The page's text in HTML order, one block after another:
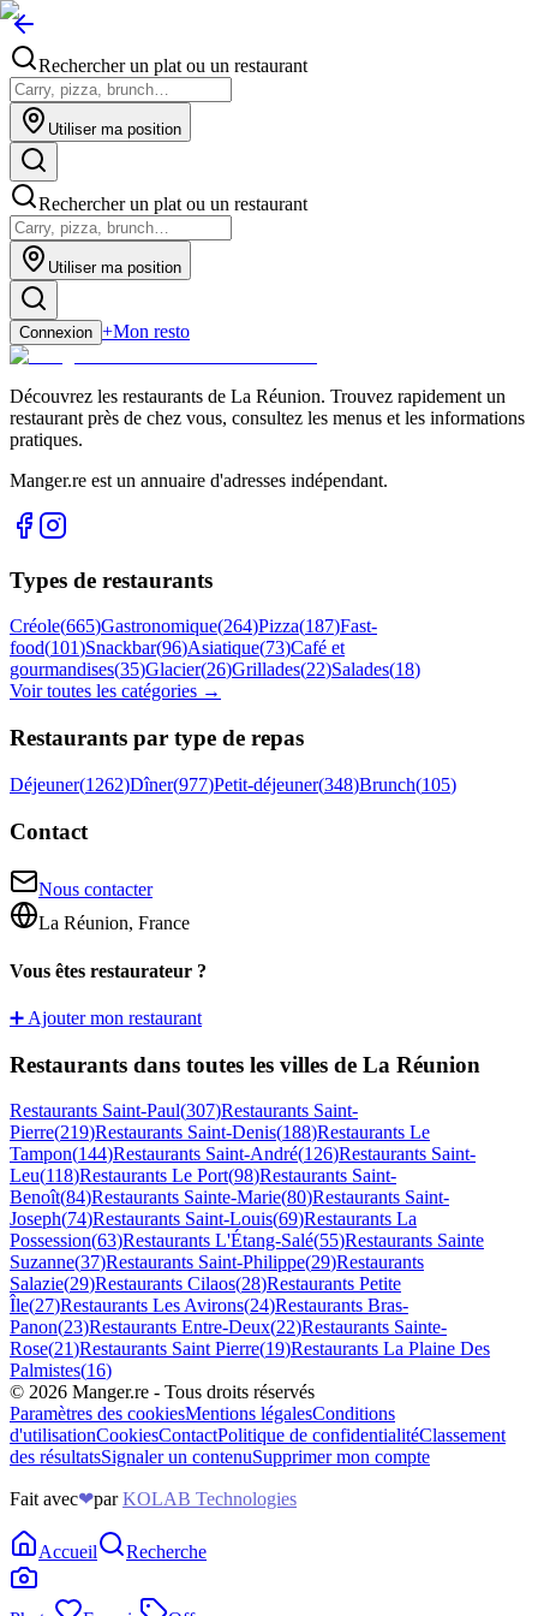
Rechercher un plat ou un restaurant
Utiliser ma position
Rechercher un plat ou un restaurant
Utiliser ma position
Connexion +Mon resto
Découvrez les restaurants de La Réunion. Trouvez rapidement un
restaurant près de chez vous, consultez les menus et les informations
pratiques.
Manger.re est un annuaire d'adresses indépendant.
Types de restaurants
Créole(665)Gastronomique(264)Pizza(187)Fast-
food(101)Snackbar(96)Asiatique(73)Café et
gourmandises(35)Glacier(26)Grillades(22)Salades(18)
Voir toutes les catégories →
Restaurants par type de repas
Déjeuner(1262)Dîner(977)Petit-déjeuner(348)Brunch(105)
Contact
Nous contacter
La Réunion, France
Vous êtes restaurateur ?
➕ Ajouter mon restaurant
Restaurants dans toutes les villes de La Réunion
Restaurants Saint-Paul(307)Restaurants Saint-
Pierre(219)Restaurants Saint-Denis(188)Restaurants Le
Tampon(144)Restaurants Saint-André(126)Restaurants Saint-
Leu(118)Restaurants Le Port(98)Restaurants Saint-
Benoît(84)Restaurants Sainte-Marie(80)Restaurants Saint-
Joseph(74)Restaurants Saint-Louis(69)Restaurants La
Possession(63)Restaurants L'Étang-Salé(55)Restaurants Sainte
Suzanne(37)Restaurants Saint-Philippe(29)Restaurants
Salazie(29)Restaurants Cilaos(28)Restaurants Petite
Île(27)Restaurants Les Avirons(24)Restaurants Bras-
Panon(23)Restaurants Entre-Deux(22)Restaurants Sainte-
Rose(21)Restaurants Saint Pierre(19)Restaurants La Plaine Des
Palmistes(16)
© 2026 Manger.re - Tous droits réservés
Paramètres des cookiesMentions légalesConditions
d'utilisationCookiesContactPolitique de confidentialitéClassement
des résultatsSignaler un contenuSupprimer mon compte
Fait avec❤par KOLAB Technologies
Accueil Recherche